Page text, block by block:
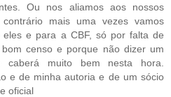
Ou nos aliamos aos nossos
mais uma vezes vamos
e para a CBF, só por falta de
censo e porque não dizer um
caberá muito bem nesta hora.
e de minha autoria e de um sócio
oficial